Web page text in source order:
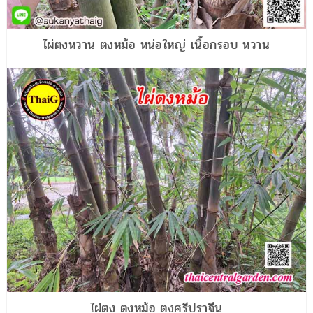
ไผ่ตงหวาน ตงหม้อ หน่อใหญ่ เนื้อกรอบ หวาน
ไผ่ตง ตงหม้อ ตงศรีปราจีน